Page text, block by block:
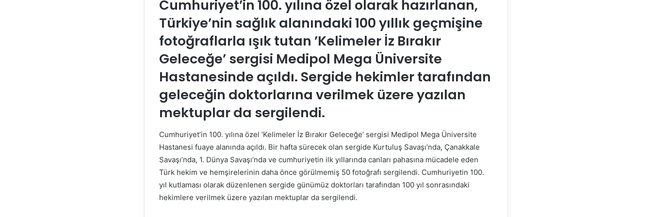
Cumhuriyet’in 100. yılına özel olarak hazırlanan,
Türkiye’nin sağlık alanındaki 100 yıllık geçmişine
fotoğraflarla ışık tutan ’Kelimeler İz Bırakır
Geleceğe’ sergisi Medipol Mega Üniversite
Hastanesinde açıldı. Sergide hekimler tarafından
geleceğin doktorlarına verilmek üzere yazılan
mektuplar da sergilendi.
Cumhuriyet’in 100. yılına özel ’Kelimeler İz Bırakır Geleceğe’ sergisi Medipol Mega Üniversite
Hastanesi fuaye alanında açıldı. Bir hafta sürecek olan sergide Kurtuluş Savaşı’nda, Çanakkale
Savaşı’nda, 1. Dünya Savaşı’nda ve cumhuriyetin ilk yıllarında canları pahasına mücadele eden
Türk hekim ve hemşirelerinin daha önce görülmemiş 50 fotoğrafı sergilendi. Cumhuriyetin 100.
yıl kutlaması olarak düzenlenen sergide günümüz doktorları tarafından 100 yıl sonrasındaki
hekimlere verilmek üzere yazılan mektuplar da sergilendi.